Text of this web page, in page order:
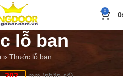
0 0
lỗ ban
» Thước lỗ ban